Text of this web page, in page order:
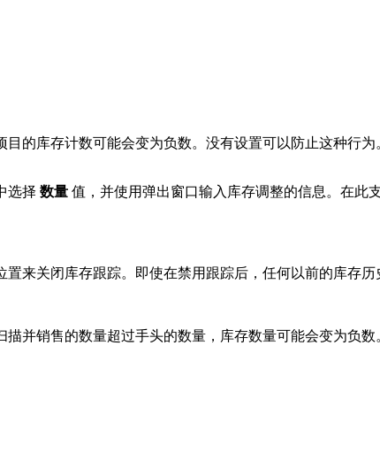
的库存计数可能会变为负数。没有设置可以防止这种行为
选择 数量 值，并使用弹出窗口输入库存调整的信息。在此
置来关闭库存跟踪。即使在禁用跟踪后，任何以前的库存历
并销售的数量超过手头的数量，库存数量可能会变为负